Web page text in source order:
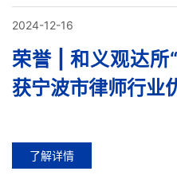
2024-12-16
荣誉 | 和义观达所
获宁波市律师行业
了解详情